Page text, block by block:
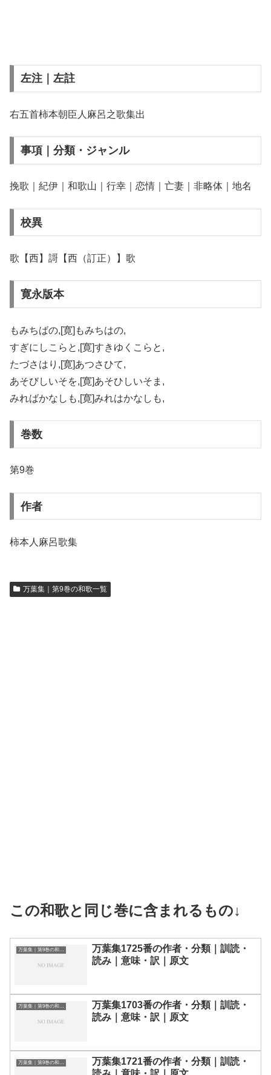
左注｜左註
右五首柿本朝臣人麻呂之歌集出
事項｜分類・ジャンル
挽歌｜紀伊｜和歌山｜行幸｜恋情｜亡妻｜非略体｜地名
校異
歌【西】謌【西（訂正）】歌
寛永版本
もみちばの,[寛]もみちはの,
すぎにしこらと,[寛]すきゆくこらと,
たづさはり,[寛]あつさひて,
あそびしいそを,[寛]あそひしいそま,
みればかなしも,[寛]みれはかなしも,
巻数
第9巻
作者
柿本人麻呂歌集
万葉集｜第9巻の和歌一覧
この和歌と同じ巻に含まれるもの↓
万葉集1725番の作者・分類｜訓読・
読み｜意味・訳｜原文
万葉集｜第9巻の和歌一覧
万葉集1703番の作者・分類｜訓読・
読み｜意味・訳｜原文
万葉集｜第9巻の和歌一覧
万葉集1721番の作者・分類｜訓読・